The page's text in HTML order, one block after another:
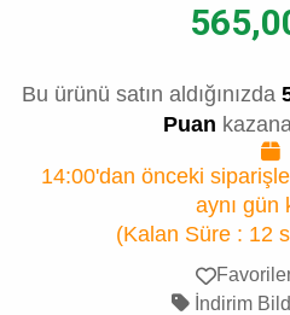
Bu ürünü satın aldığınızda
Puan
14:00'dan önceki
aynı gün
(Kalan Süre : 12
İndirim